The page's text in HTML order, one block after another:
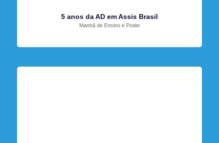
5 anos da AD em Assis Brasil
Manhã de Ensino e Poder